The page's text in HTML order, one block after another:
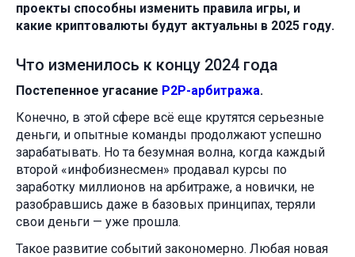
проекты способны изменить правила игры, и
какие криптовалюты будут актуальны в 2025 году.
Что изменилось к концу 2024 года
Постепенное угасание P2P-арбитража.
Конечно, в этой сфере всё еще крутятся серьезные
деньги, и опытные команды продолжают успешно
зарабатывать. Но та безумная волна, когда каждый
второй «инфобизнесмен» продавал курсы по
заработку миллионов на арбитраже, а новички, не
разобравшись даже в базовых принципах, теряли
свои деньги — уже прошла.
Такое развитие событий закономерно. Любая новая